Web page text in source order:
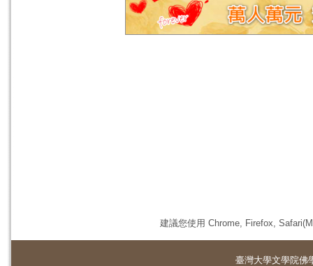
建議您使用 Chrome, Firefox,
臺灣大學文學院佛